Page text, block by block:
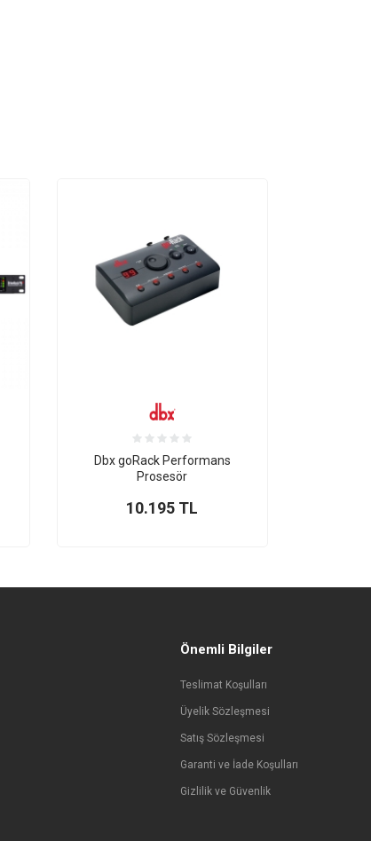
Dbx goRack Performans
Prosesör
10.195 TL
Önemli Bilgiler
Teslimat Koşulları
Üyelik Sözleşmesi
Satış Sözleşmesi
Garanti ve İade Koşulları
Gizlilik ve Güvenlik